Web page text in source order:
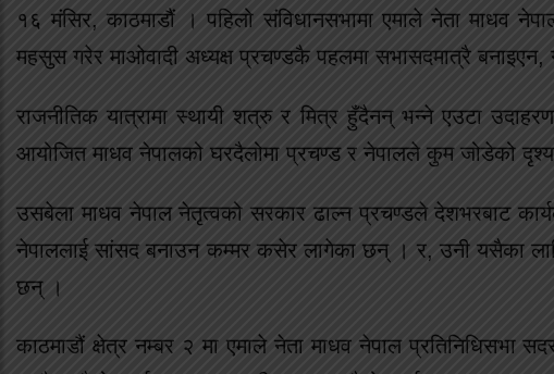
१६ मंसिर, काठमाडौं । पहिलो संविधानसभामा एमाले नेता माधव
महसुस गरेर माओवादी अध्यक्ष प्रचण्डकै पहलमा सभासदमात्रै बनाइएन,
राजनीतिक यात्रामा स्थायी शत्रु र मित्र हुँदैनन् भन्ने एउटा
आयोजित माधव नेपालको घरदैलोमा प्रचण्ड र नेपालले कुम जोडेको
उसबेला माधव नेपाल नेतृत्वको सरकार ढाल्न प्रचण्डले देशभरबाट
नेपाललाई सांसद बनाउन कम्मर कसेर लागेका छन् । र, उनी यसैका
छन् ।
काठमाडौं क्षेत्र नम्बर २ मा एमाले नेता माधव नेपाल प्रतिनिधिसभा